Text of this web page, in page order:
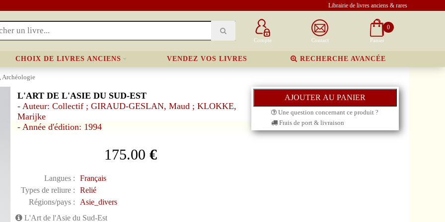
Librairie de livres anciens & rares
Compte Contact
0
Panier
CHOIX DE LIVRES ANCIENS VENDEZ VOS LIVRES RECHERCHE AVANCÉE
Archéologie
L'ART DE L'ASIE DU SUD-EST
- Auteur: Collectif ; GIRAUD-GESLAN, Maud ; KLOKKE,
Marijke
- Année d'édition: 1994
175.00 €
Langues :
Français
Types de reliure :
Relié
Régions/pays :
Asie_divers
Une question concernant ce produit ?
Frais de port & livraison
L'Art de l'Asie du Sud-Est